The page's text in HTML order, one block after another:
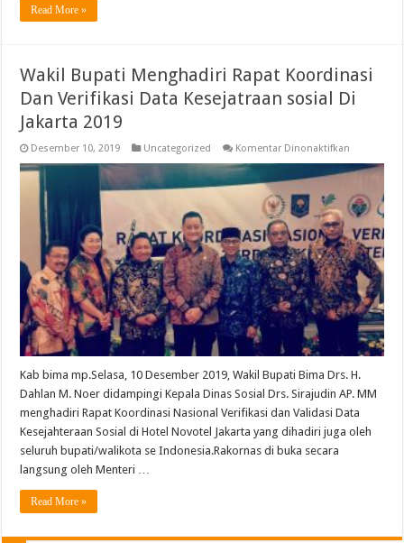
Read More »
Wakil Bupati Menghadiri Rapat Koordinasi
Dan Verifikasi Data Kesejatraan sosial Di
Jakarta 2019
Desember 10, 2019 Uncategorized Komentar Dinonaktifkan
Bupati
Rapat
Koordinasi
Dan
Verifikasi
Data
Kesejatraan
sosial
Di
Jakarta
2019
Kab bima mp.Selasa, 10 Desember 2019, Wakil Bupati Bima Drs. H.
Dahlan M. Noer didampingi Kepala Dinas Sosial Drs. Sirajudin AP. MM
menghadiri Rapat Koordinasi Nasional Verifikasi dan Validasi Data
Kesejahteraan Sosial di Hotel Novotel Jakarta yang dihadiri juga oleh
seluruh bupati/walikota se Indonesia.Rakornas di buka secara
langsung oleh Menteri …
Read More »